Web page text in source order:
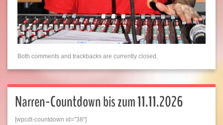
Both comments and trackbacks are currently closed.
Narren-Countdown bis zum 11.11.2026
[wpcdt-countdown id="38"]